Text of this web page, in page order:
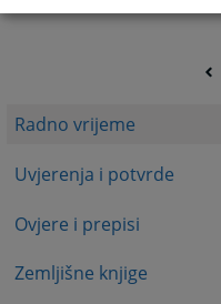
Radno vrijeme
Uvjerenja i potvrde
Ovjere i prepisi
Zemljišne knjige